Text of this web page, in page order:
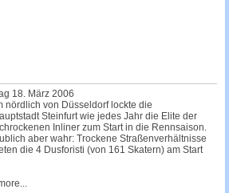
18. März 2006
nördlich von Düsseldorf lockte die
Steinfurt wie jedes Jahr die Elite der
Inliner zum Start in die Rennsaison.
aber wahr: Trockene Straßenverhältnisse
die 4 Dusforisti (von 161 Skatern) am Start